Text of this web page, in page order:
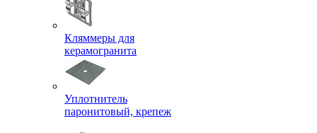
Кляммеры для
керамогранита
Уплотнитель
паронитовый, крепеж